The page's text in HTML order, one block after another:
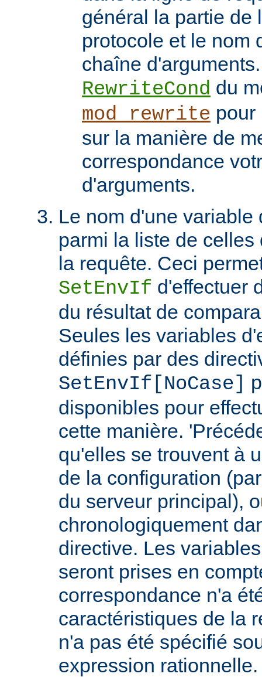
général la partie de
protocole et le nom
chaîne
RewriteCond du
mod_rewrite pour
sur la manière de
correspondance
d'arguments.
Le nom d'une variable
parmi la liste de
la requête. Ceci
SetEnvIf d'effectuer
du résultat de
Seules les variables
définies par des
SetEnvIf[NoCase]
disponibles pour
cette manière.
qu'elles se trouvent à
de la configuration
du serveur principal),
chronologiquement
directive. Les
seront prises en
correspondance n'a
caractéristiques de la
n'a pas été spécifié
expression rationnelle.